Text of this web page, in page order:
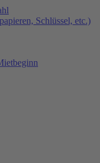
Schlüssel, etc.)